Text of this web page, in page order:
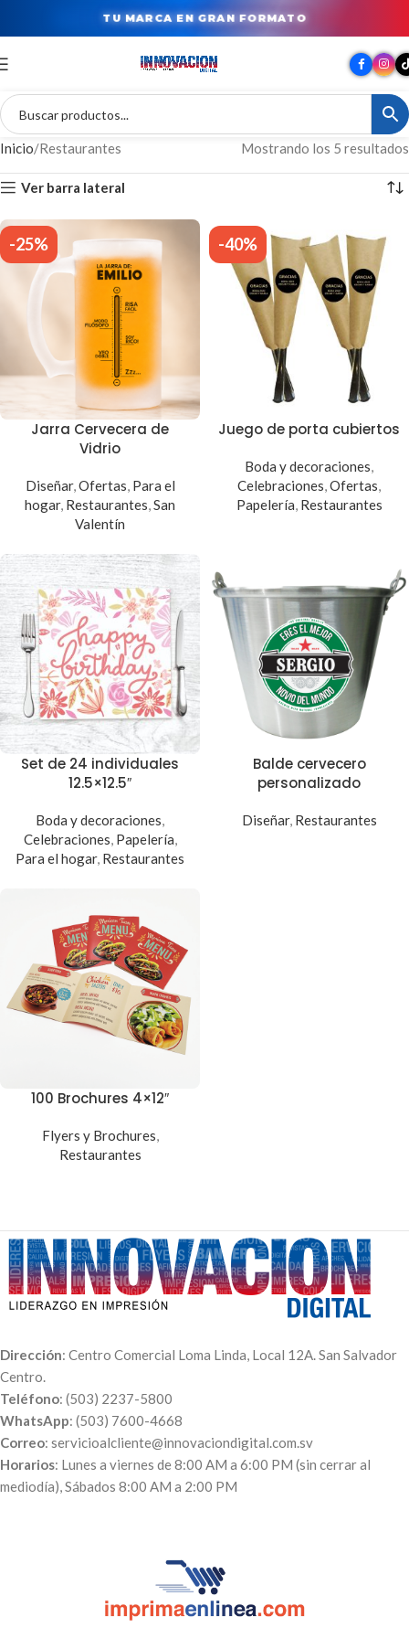
TU MARCA EN GRAN FORMATO
Inicio Restaurantes Mostrando los 5 resultados
Ver barra lateral
-25%
Jarra Cervecera de
Vidrio
Diseñar,Ofertas, Para el
hogar, Restaurantes,San
Valentín
-40%
Juego de porta cubiertos
Boda y decoraciones,
Celebraciones,Ofertas,
Papelería, Restaurantes
Set de 24 individuales
12.5×12.5″
Boda y decoraciones,
Celebraciones, Papelería,
Para el hogar, Restaurantes
Balde cervecero
personalizado
Diseñar, Restaurantes
100 Brochures 4×12″
Flyers y Brochures,
Restaurantes
Dirección: Centro Comercial Loma Linda, Local 12A. San Salvador
Centro.
Teléfono: (503) 2237-5800
WhatsApp: (503) 7600-4668
Correo: servicioalcliente@innovaciondigital.com.sv
Horarios: Lunes a viernes de 8:00 AM a 6:00 PM (sin cerrar al
mediodía), Sábados 8:00 AM a 2:00 PM